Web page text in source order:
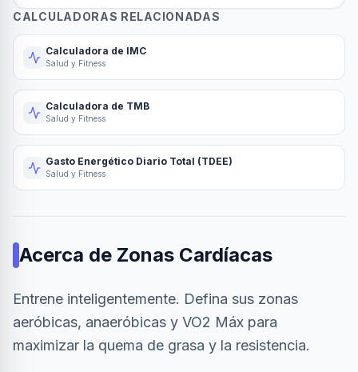
CALCULADORAS RELACIONADAS
Calculadora de IMC
Salud y Fitness
Calculadora de TMB
Salud y Fitness
Gasto Energético Diario Total (TDEE)
Salud y Fitness
Acerca de Zonas Cardíacas
Entrene inteligentemente. Defina sus zonas
aeróbicas, anaeróbicas y VO2 Máx para
maximizar la quema de grasa y la resistencia.